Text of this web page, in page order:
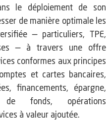
le déploiement de son
de manière optimale les
— particuliers, TPE,
— à travers une offre
conformes aux principes
et cartes bancaires,
financements, épargne,
de fonds, opérations
à valeur ajoutée.